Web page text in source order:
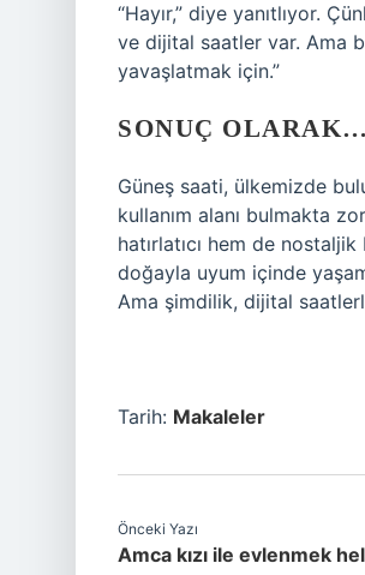
“Hayır,” diye yanıtlıyor.
ve dijital saatler var. Ama
yavaşlatmak için.”
SONUÇ OLARAK…
Güneş saati, ülkemizde
kullanım alanı bulmakta
hatırlatıcı hem de
doğayla uyum içinde
Ama şimdilik, dijital
Tarih: Makaleler
Önceki Yazı
Amca kızı ile evlenmek